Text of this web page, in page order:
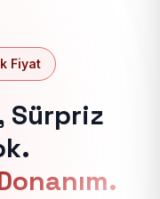
Fiyat
Sürpriz